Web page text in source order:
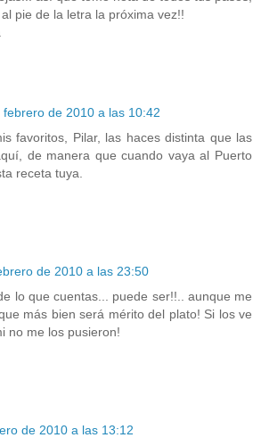
pie de la letra la próxima vez!!
febrero de 2010 a las 10:42
favoritos, Pilar, las haces distinta que las
de manera que cuando vaya al Puerto
receta tuya.
de 2010 a las 23:50
lo que cuentas... puede ser!!.. aunque me
más bien será mérito del plato! Si los ve
no me los pusieron!
de 2010 a las 13:12